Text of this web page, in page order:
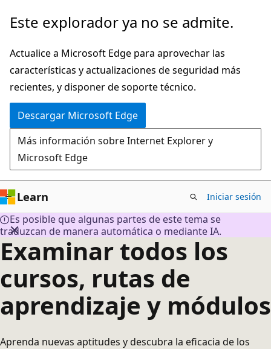
Ir
contenido
principal
Este explorador ya no se admite.
Actualice a Microsoft Edge para aprovechar las
características y actualizaciones de seguridad más
recientes, y disponer de soporte técnico.
Descargar Microsoft Edge
Más información sobre Internet Explorer y
Microsoft Edge
Learn Iniciar sesión
Es posible que algunas partes de este tema se
traduzcan de manera automática o mediante IA.
Examinar todos los
cursos, rutas de
aprendizaje y módulos
Aprenda nuevas aptitudes y descubra la eficacia de los